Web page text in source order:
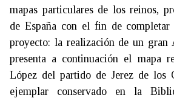
mapas particulares de los reinos,
de España con el fin de
proyecto: la realización de un gran
presenta a continuación el mapa
López del partido de Jerez de los
ejemplar conservado en la